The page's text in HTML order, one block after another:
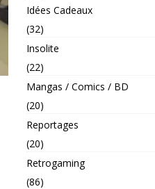
Idées Cadeaux
(32)
Insolite
(22)
Mangas / Comics / BD
(20)
Reportages
(20)
Retrogaming
(86)